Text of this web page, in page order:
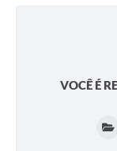
VOCÊ É